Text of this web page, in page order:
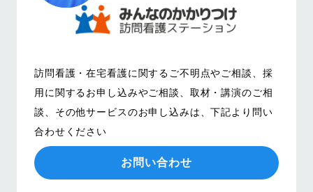
訪問看護・在宅看護に関するご不明点やご相談、 採
用に関するお申し込みやご相談、取材・講演のご相
談、その他サービスのお申し込みは、下記より問い
合わせください
お問い合わせ